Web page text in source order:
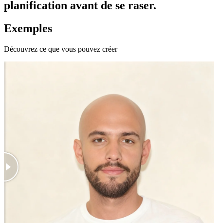
planification avant de se raser.
Exemples
Découvrez ce que vous pouvez créer